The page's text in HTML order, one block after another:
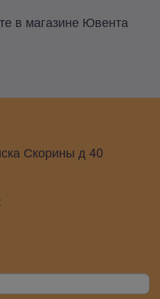
в магазине Ювента
Скорины д 40